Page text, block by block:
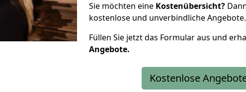
Sie möchten eine Kostenübersicht?
kostenlose und unverbindliche Angebote.
Füllen Sie jetzt das Formular aus und
Angebote.
Kostenlose